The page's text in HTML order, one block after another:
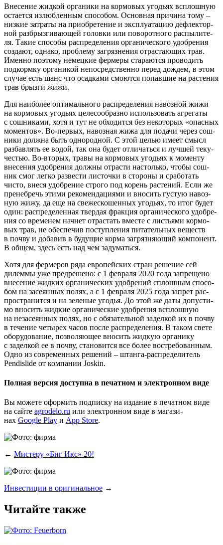
Вне­се­ние жид­кой орга­ни­ки на кор­мо­вых уго­дьях всплош­ную
оста­ет­ся излюб­лен­ным спо­со­бом. Основ­ная при­чи­на тому –
низ­кие затра­ты на при­об­ре­те­ние и экс­плу­а­та­цию дефлек­тор­
ной раз­брыз­ги­ва­ю­щей голов­ки или пово­рот­но­го рас­пы­ли­те­
ля. Такие спо­со­бы рас­пре­де­ле­ния орга­ни­че­ско­го удоб­ре­ния
созда­ют, одна­ко, про­бле­му загряз­не­ния отрас­та­ю­щих трав.
Имен­но поэто­му немец­кие фер­ме­ры ста­ра­ют­ся про­во­дить
под­корм­ку орга­ни­кой непо­сред­ствен­но перед дождем, в этом
слу­чае есть шанс что осад­ка­ми смо­ют­ся попав­шие на рас­те­ния
трав брыз­ги жижи.
Для наи­бо­лее опти­маль­но­го рас­пре­де­ле­ния навоз­ной жижи
на кор­мо­вых уго­дьях целе­со­об­раз­но исполь­зо­вать агре­га­ты
с сош­ни­ка­ми, хотя и тут не обхо­дит­ся без неко­то­рых «опас­ных
момен­тов». Во-пер­вых, навоз­ная жижа для пода­чи через сош­
ни­ки долж­на быть одно­род­ной. С этой целью име­ет смысл
раз­бав­лять ее водой, так она будет отли­чать­ся и луч­шей теку­
че­стью. Во-вто­рых, тра­вы на кор­мо­вых уго­дьях к момен­ту
вне­се­ния удоб­ре­ния долж­ны отрас­ти настоль­ко, что­бы сош­
ник смог лег­ко раз­ве­сти листоч­ки в сто­ро­ны и сра­бо­тать
чисто, вне­ся удоб­ре­ние стро­го под корень рас­те­ний. Если же
пре­не­бречь эти­ми реко­мен­да­ци­я­ми и вно­сить густую навоз­
ную жижу, да еще на све­же­ско­шен­ных уго­дьях, то итог будет
один: рас­пре­де­лен­ная твер­дая фрак­ция орга­ни­че­ско­го удоб­ре­
ния со вре­ме­нем нач­нет отрас­тать вме­сте с листья­ми кор­мо­
вых трав, не обес­пе­чив поступ­ле­ния пита­тель­ных веществ
в поч­ву и доба­вив в буду­щие кор­ма загряз­ня­ю­щий ком­по­нент.
В общем, здесь есть над чем задуматься.
Хотя для фер­ме­ров ряда евро­пей­ских стран реше­ние сей
дилем­мы уже пред­ре­ше­но: с 1 фев­ра­ля 2020 года запре­ще­но
вне­се­ние жид­ких орга­ни­че­ских удоб­ре­ний сплош­ным спо­со­
бом на засе­ян­ных полях, а с 1 фев­ра­ля 2025 года запрет рас­
про­стра­нит­ся и на зеле­ные уго­дья. До этой же даты допу­сти­
мо вно­сить жид­кие орга­ни­че­ские удоб­ре­ния всплош­ную
на неза­се­ян­ных полях, но с обя­за­тель­ной задел­кой их в поч­ву
в тече­ние четы­рех часов после рас­пре­де­ле­ния. В таком све­те
обо­ру­до­ва­ние, поз­во­ля­ю­щее вно­сить жид­кую орга­ни­ку
с задел­кой ее в поч­ву, ста­но­вит­ся все более вос­тре­бо­ван­ным.
Одно из совре­мен­ных реше­ний – штан­га-рас­пре­де­ли­тель
Pendislide от ком­па­нии Joskin.
Полная версия доступна в печатном и электронном виде
Вы може­те офор­мить под­пис­ку на изда­ние в печат­ном виде
на сай­те agrodelo.ru или элек­трон­ном виде в мага­зи­
нах Google Play и App Store.
← Мистеру «Биг Икс» 20!
Инвестиции в оригинальное →
Читайте также